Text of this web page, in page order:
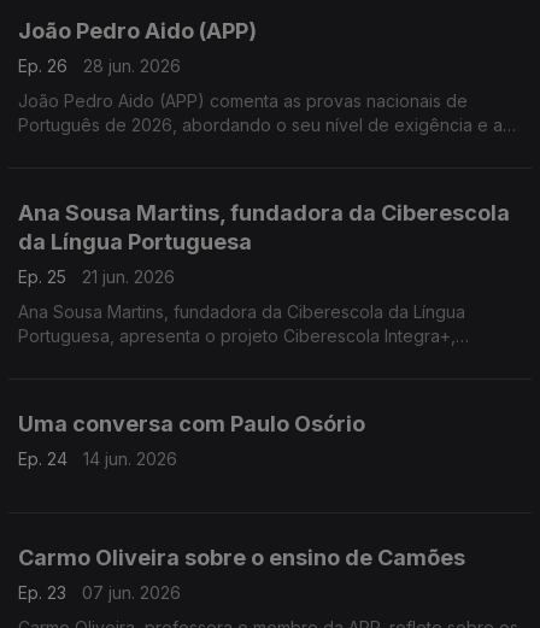
João Pedro Aido (APP)
Ep. 26
28 jun. 2026
João Pedro Aido (APP) comenta as provas nacionais de
Português de 2026, abordando o seu nível de exigência e a
Ana Sousa Martins, fundadora da Ciberescola
da Língua Portuguesa
Ep. 25
21 jun. 2026
Ana Sousa Martins, fundadora da Ciberescola da Língua
Portuguesa, apresenta o projeto Ciberescola Integra+,
Uma conversa com Paulo Osório
Ep. 24 14 jun. 2026
Carmo Oliveira sobre o ensino de Camões
Ep. 23
07 jun. 2026